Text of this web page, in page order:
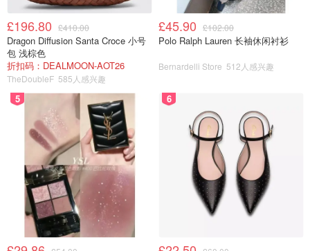
£196.80 £410.00
Dragon Diffusion Santa Croce 小号
包 浅棕色
折扣码：DEALMOON-AOT26
TheDoubleF 585人感兴趣
£45.90 £102.00
Polo Ralph Lauren 长袖休闲衬衫
Bernardelli Store 512人感兴趣
5 6